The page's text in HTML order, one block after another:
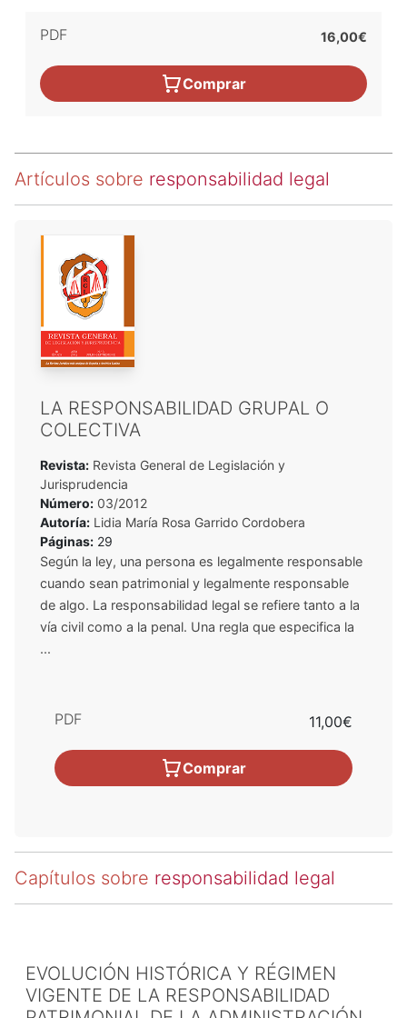
PDF 16,00€
Comprar
Artículos sobre responsabilidad legal
LA RESPONSABILIDAD GRUPAL O
COLECTIVA
Revista: Revista General de Legislación y
Jurisprudencia
Número: 03/2012
Autoría: Lidia María Rosa Garrido Cordobera
Páginas: 29
Según la ley, una persona es legalmente responsable
cuando sean patrimonial y legalmente responsable
de algo. La responsabilidad legal se refiere tanto a la
vía civil como a la penal. Una regla que especifica la
...
PDF 11,00€
Comprar
Capítulos sobre responsabilidad legal
EVOLUCIÓN HISTÓRICA Y RÉGIMEN
VIGENTE DE LA RESPONSABILIDAD